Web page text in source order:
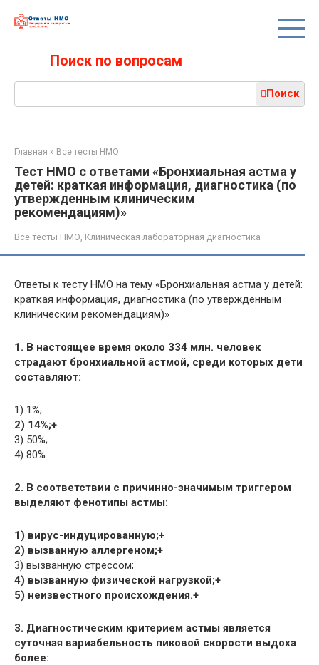
Поиск по вопросам
Поиск
Главная » Все тесты НМО
Тест НМО с ответами «Бронхиальная астма у
детей: краткая информация, диагностика (по
утвержденным клиническим
рекомендациям)»
Все тесты НМО Клиническая лабораторная диагностика
Ответы к тесту НМО на тему «Бронхиальная астма у детей:
краткая информация, диагностика (по утвержденным
клиническим рекомендациям)»
1. В настоящее время около 334 млн. человек
страдают бронхиальной астмой, среди которых дети
составляют:
1) 1%;
2) 14%;+
3) 50%;
4) 80%.
2. В соответствии с причинно-значимым триггером
выделяют фенотипы астмы:
1) вирус-индуцированную;+
2) вызванную аллергеном;+
3) вызванную стрессом;
4) вызванную физической нагрузкой;+
5) неизвестного происхождения.+
3. Диагностическим критерием астмы является
суточная вариабельность пиковой скорости выдоха
более: